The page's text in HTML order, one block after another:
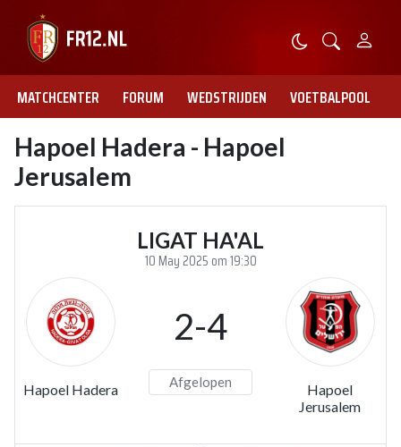
MATCHCENTER FORUM WEDSTRIJDEN VOETBALPOOL
Hapoel Hadera - Hapoel
Jerusalem
LIGAT HA'AL
10 May 2025 om 19:30
Hapoel Hadera
2-4
Afgelopen
Hapoel
Jerusalem